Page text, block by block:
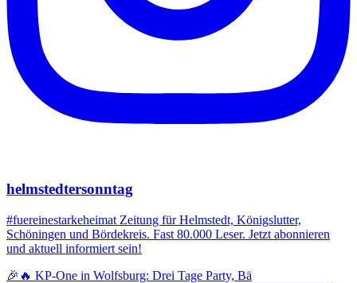
helmstedtersonntag
#fuereinestarkeheimat Zeitung für Helmstedt, Königslutter,
Schöningen und Bördekreis. Fast 80.000 Leser. Jetzt abonnieren
und aktuell informiert sein!
🎉🔥 KP-One in Wolfsburg: Drei Tage Party, Bä